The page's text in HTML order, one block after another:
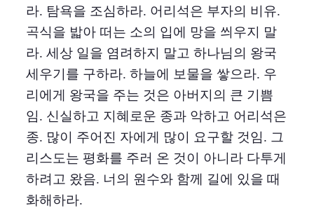
라. 탐욕을 조심하라. 어리석은 부자의 비유.
곡식을 밟아 떠는 소의 입에 망을 씌우지 말
라. 세상 일을 염려하지 말고 하나님의 왕국
세우기를 구하라. 하늘에 보물을 쌓으라. 우
리에게 왕국을 주는 것은 아버지의 큰 기쁨
임. 신실하고 지혜로운 종과 악하고 어리석은
종. 많이 주어진 자에게 많이 요구할 것임. 그
리스도는 평화를 주러 온 것이 아니라 다투게
하려고 왔음. 너의 원수와 함께 길에 있을 때
화해하라.